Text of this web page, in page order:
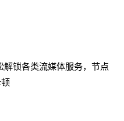
解锁各类流媒体服务，节点